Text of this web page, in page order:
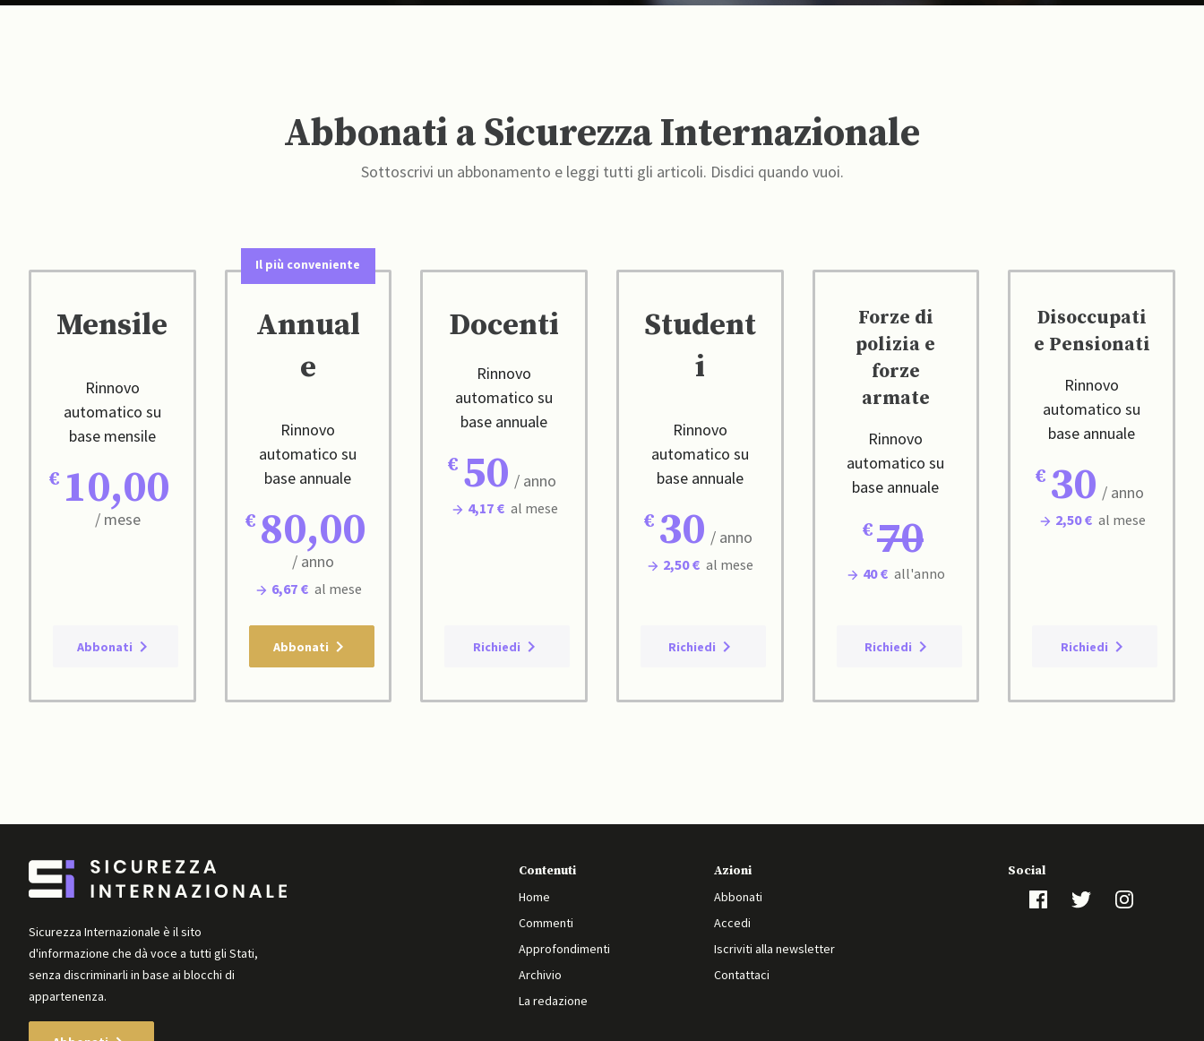
Abbonati a Sicurezza Internazionale
Sottoscrivi un abbonamento e leggi tutti gli articoli. Disdici quando vuoi.
Mensile
Rinnovo
automatico su
base mensile
10,00
/ mese
Abbonati
Il più conveniente
Annual
e
Rinnovo
automatico su
base annuale
80,00
/ anno
6,67 € al mese
Abbonati
Docenti
Rinnovo
automatico su
base annuale
50 / anno
4,17 € al mese
Richiedi
Student
i
Rinnovo
automatico su
base annuale
30 / anno
2,50 € al mese
Richiedi
Forze di
polizia e
forze
armate
Rinnovo
automatico su
base annuale
70
40 € all'anno
Richiedi
Disoccupati
e Pensionati
Rinnovo
automatico su
base annuale
30 / anno
2,50 € al mese
Richiedi
Sicurezza Internazionale è il sito
d'informazione che dà voce a tutti gli Stati,
senza discriminarli in base ai blocchi di
appartenenza.
Contenuti
Home
Commenti
Approfondimenti
Archivio
La redazione
Azioni
Abbonati
Accedi
Iscriviti alla newsletter
Contattaci
Social